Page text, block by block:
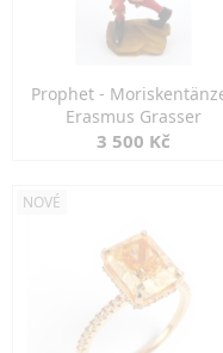
Prophet -
Erasmus Grasser
3 500 Kč
NOVÉ